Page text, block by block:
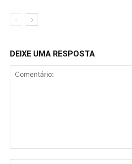
DEIXE UMA RESPOSTA